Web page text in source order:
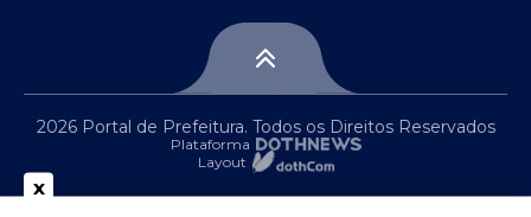
2026 Portal de Prefeitura. Todos os Direitos Reservados
Plataforma
Layout
x